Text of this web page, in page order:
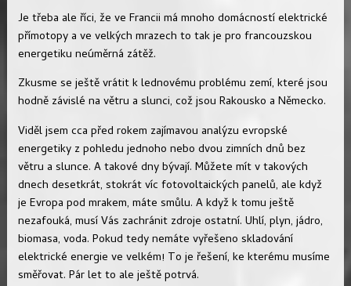
Je třeba ale říci, že ve Francii má mnoho domácností elektrické
přímotopy a ve velkých mrazech to tak je pro francouzskou
energetiku neúměrná zátěž.
Zkusme se ještě vrátit k lednovému problému zemí, které jsou
hodně závislé na větru a slunci, což jsou Rakousko a Německo.
Viděl jsem cca před rokem zajímavou analýzu evropské
energetiky z pohledu jednoho nebo dvou zimních dnů bez
větru a slunce. A takové dny bývají. Můžete mít v takových
dnech desetkrát, stokrát víc fotovoltaických panelů, ale když
je Evropa pod mrakem, máte smůlu. A když k tomu ještě
nezafouká, musí Vás zachránit zdroje ostatní. Uhlí, plyn, jádro,
biomasa, voda. Pokud tedy nemáte vyřešeno skladování
elektrické energie ve velkém! To je řešení, ke kterému musíme
směřovat. Pár let to ale ještě potrvá.